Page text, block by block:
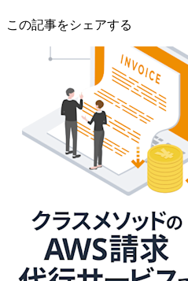
この記事をシェアする